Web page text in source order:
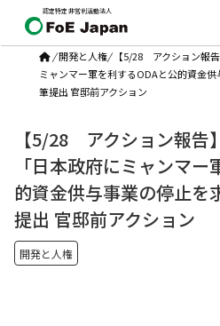
認定特定非営利活動法人
/開発と人権/
【5/28 アクション報
ミャンマー軍を利するODAと公的資金
筆提出 官邸前アクション
【5/28 アクション報告
「日本政府にミャンマ
的資金供与事業の停止を
提出 官邸前アクション
開発と人権